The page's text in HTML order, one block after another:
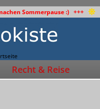
Sommerpause :) +++
Recht & Reise